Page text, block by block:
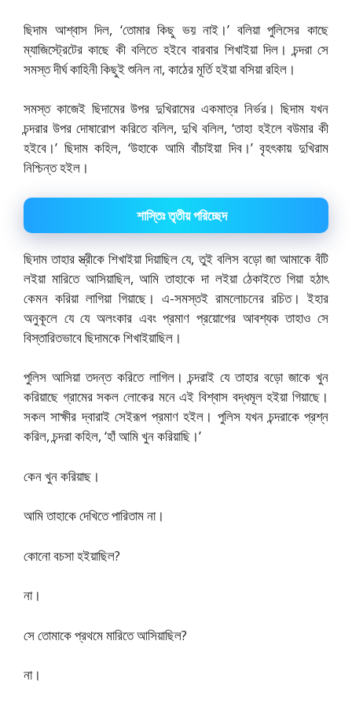
ছিদাম আশ্বাস দিল, ‘তোমার কিছু ভয় নাই।’ বলিয়া পুলিসের কাছে
ম্যাজিস্ট্রেটের কাছে কী বলিতে হইবে বারবার শিখাইয়া দিল। চন্দরা সে
সমস্ত দীর্ঘ কাহিনী কিছুই শুনিল না, কাঠের মূর্তি হইয়া বসিয়া রহিল।
সমস্ত কাজেই ছিদামের উপর দুখিরামের একমাত্র নির্ভর। ছিদাম যখন
চন্দরার উপর দোষারোপ করিতে বলিল, দুখি বলিল, ‘তাহা হইলে বউমার কী
হইবে।’ ছিদাম কহিল, ‘উহাকে আমি বাঁচাইয়া দিব।’ বৃহৎকায় দুখিরাম
নিশ্চিন্ত হইল।
শাস্তিঃ তৃতীয় পরিচ্ছেদ
ছিদাম তাহার স্ত্রীকে শিখাইয়া দিয়াছিল যে, তুই বলিস বড়ো জা আমাকে বঁটি
লইয়া মারিতে আসিয়াছিল, আমি তাহাকে দা লইয়া ঠেকাইতে গিয়া হঠাৎ
কেমন করিয়া লাগিয়া গিয়াছে। এ-সমস্তই রামলোচনের রচিত। ইহার
অনুকূলে যে যে অলংকার এবং প্রমাণ প্রয়োগের আবশ্যক তাহাও সে
বিস্তারিতভাবে ছিদামকে শিখাইয়াছিল।
পুলিস আসিয়া তদন্ত করিতে লাগিল। চন্দরাই যে তাহার বড়ো জাকে খুন
করিয়াছে গ্রামের সকল লোকের মনে এই বিশ্বাস বদ্ধমূল হইয়া গিয়াছে।
সকল সাক্ষীর দ্বারাই সেইরূপ প্রমাণ হইল। পুলিস যখন চন্দরাকে প্রশ্ন
করিল, চন্দরা কহিল, ‘হাঁ আমি খুন করিয়াছি।’
কেন খুন করিয়াছ।
আমি তাহাকে দেখিতে পারিতাম না।
কোনো বচসা হইয়াছিল?
না।
সে তোমাকে প্রথমে মারিতে আসিয়াছিল?
না।